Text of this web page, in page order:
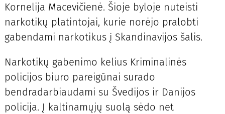
Kornelija Macevičienė. Šioje byloje nuteisti
narkotikų platintojai, kurie norėjo pralobti
gabendami narkotikus į Skandinavijos šalis.
Narkotikų gabenimo kelius Kriminalinės
policijos biuro pareigūnai surado
bendradarbiaudami su Švedijos ir Danijos
policija. Į kaltinamųjų suolą sėdo net